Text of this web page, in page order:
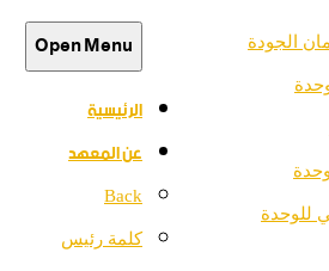
الجودة
للوحدة
Open Menu
الرئيسية
عن المعهد
Back
كلمة رئيس